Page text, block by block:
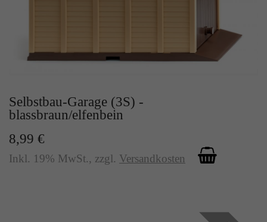
Selbstbau-Garage (3S) -
blassbraun/elfenbein
8,99 €
Inkl. 19% MwSt., zzgl. Versandkosten